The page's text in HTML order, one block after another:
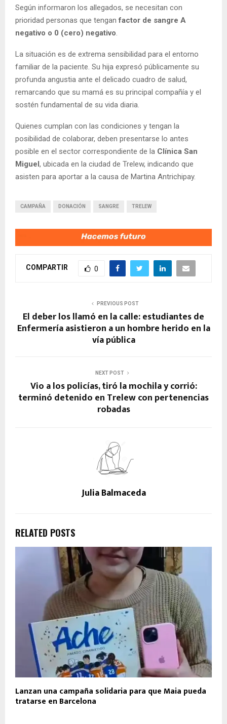
Según informaron los allegados, se necesitan con
prioridad personas que tenganfactor de sangre A
negativo o 0 (cero) negativo.
La situación es de extrema sensibilidad para el entorno
familiar de la paciente. Su hija expresó públicamente su
profunda angustia ante el delicado cuadro de salud,
remarcando que su mamá es su principal compañía y el
sostén fundamental de su vida diaria.
Quienes cumplan con las condiciones y tengan la
posibilidad de colaborar, deben presentarse lo antes
posible en el sector correspondiente de la Clínica San
Miguel, ubicada en la ciudad de Trelew, indicando que
asisten para aportar a la causa de Martina Antrichipay.
CAMPAÑA DONACIÓN SANGRE TRELEW
COMPARTIR 0
PREVIOUS POST
El deber los llamó en la calle: estudiantes de
Enfermería asistieron a un hombre herido en la
vía pública
NEXT POST
Vio a los policías, tiró la mochila y corrió:
terminó detenido en Trelew con pertenencias
robadas
Julia Balmaceda
RELATED POSTS
Lanzan una campaña solidaria para que Maia pueda
tratarse en Barcelona